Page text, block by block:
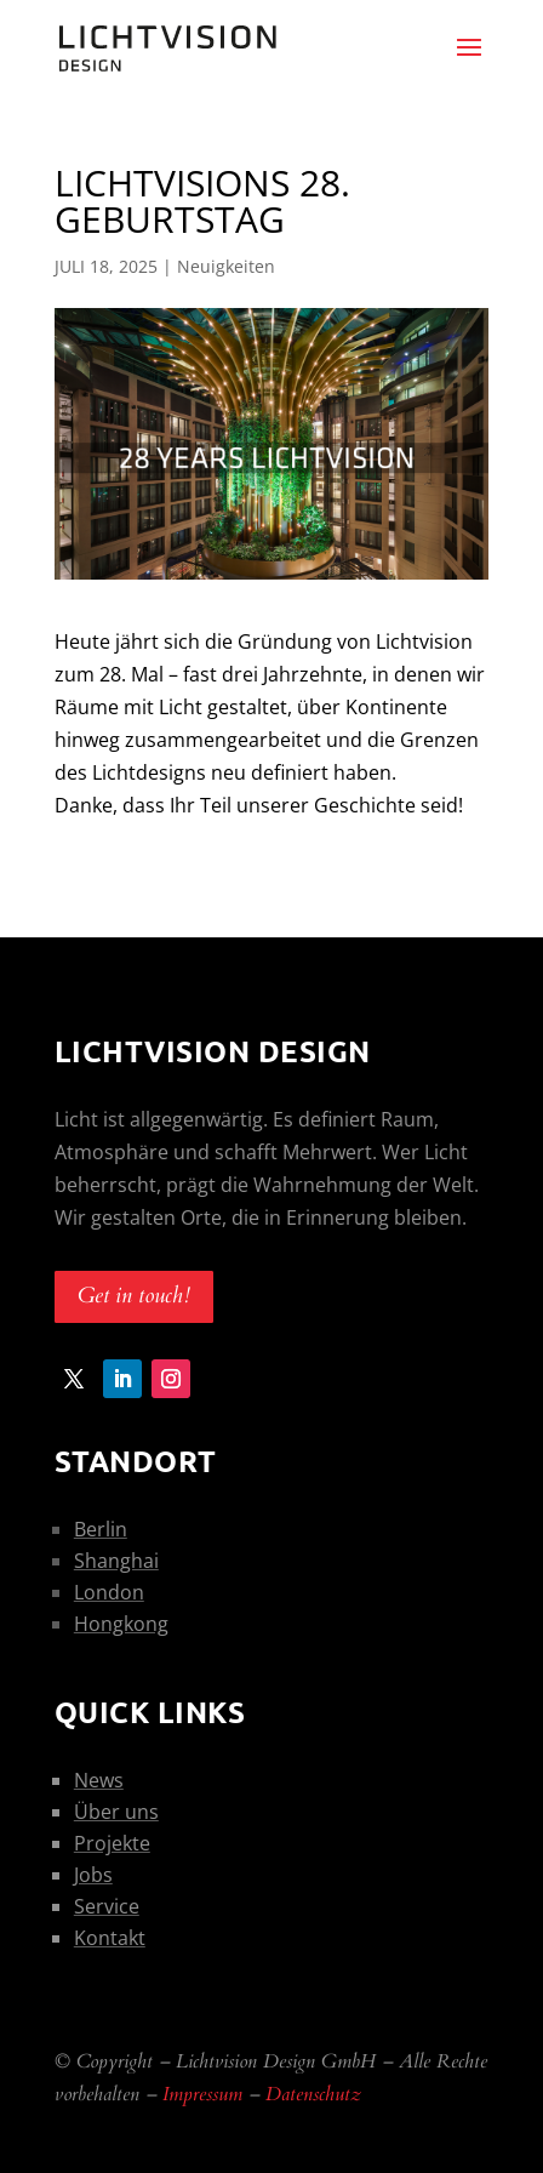
LICHTVISIONS 28.
GEBURTSTAG
JULI 18, 2025| Neuigkeiten
Heute jährt sich die Gründung von Lichtvision
zum 28. Mal – fast drei Jahrzehnte, in denen wir
Räume mit Licht gestaltet, über Kontinente
hinweg zusammengearbeitet und die Grenzen
des Lichtdesigns neu definiert haben.
Danke, dass Ihr Teil unserer Geschichte seid!
LICHTVISION DESIGN
Licht ist allgegenwärtig. Es definiert Raum,
Atmosphäre und schafft Mehrwert. Wer Licht
beherrscht, prägt die Wahrnehmung der Welt.
Wir gestalten Orte, die in Erinnerung bleiben.
Get in touch!
STANDORT
Berlin
Shanghai
London
Hongkong
QUICK LINKS
News
Über uns
Projekte
Jobs
Service
Kontakt
© Copyright – Lichtvision Design GmbH – Alle Rechte
vorbehalten –Impressum–Datenschutz